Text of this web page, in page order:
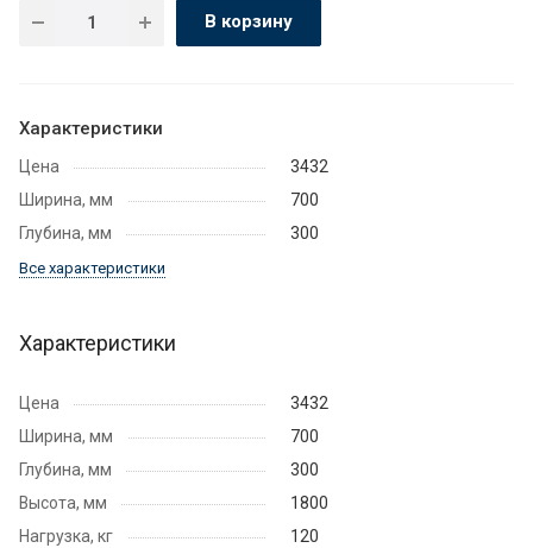
В корзину
Характеристики
Цена
3432
Ширина, мм
700
Глубина, мм
300
Все характеристики
Характеристики
Цена
3432
Ширина, мм
700
Глубина, мм
300
Высота, мм
1800
Нагрузка, кг
120